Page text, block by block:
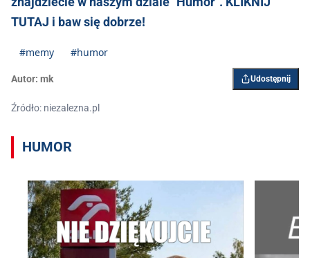
TUTAJ i baw się dobrze!
#memy #humor
Autor: mk Udostępnij
Źródło: niezalezna.pl
HUMOR